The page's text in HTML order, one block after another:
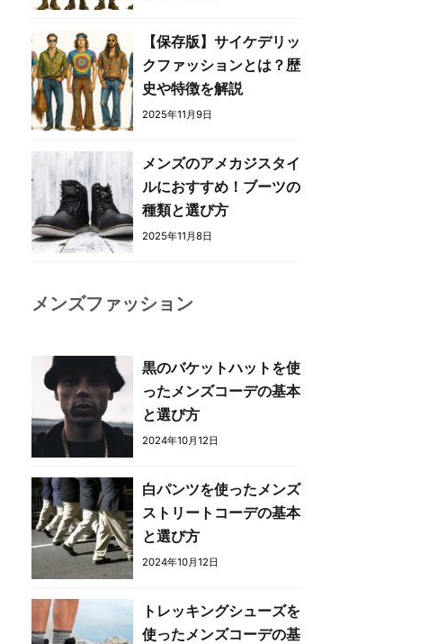
【保存版】サイケデリッ
クファッションとは？歴
史や特徴を解説
2025年11月9日
メンズのアメカジスタイ
ルにおすすめ！ブーツの
種類と選び方
2025年11月8日
メンズファッション
黒のバケットハットを使
ったメンズコーデの基本
と選び方
2024年10月12日
白パンツを使ったメンズ
ストリートコーデの基本
と選び方
2024年10月12日
トレッキングシューズを
使ったメンズコーデの基